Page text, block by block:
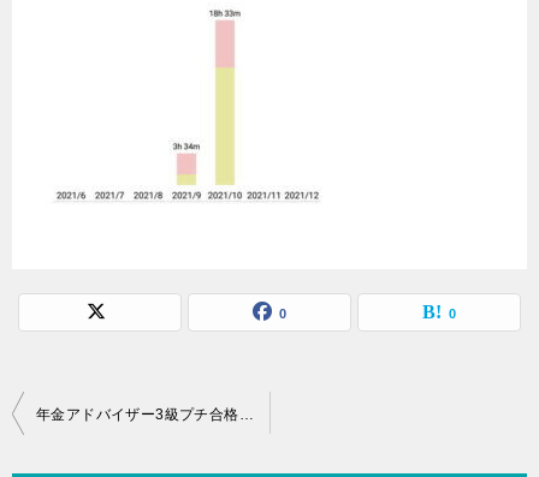
0 0
投
年金アドバイザー3級プチ合格体験記